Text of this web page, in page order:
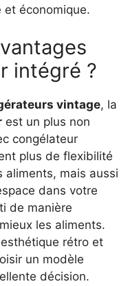
économique.
intégré ?
vintage, la
est un plus non
congélateur
plus de flexibilité
aliments, mais aussi
dans votre
de manière
les aliments.
rétro et
un modèle
décision.